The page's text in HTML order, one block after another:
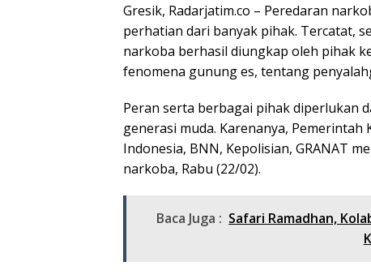
Gresik, Radarjatim.co – Peredaran
perhatian dari banyak pihak. Tercatat,
narkoba berhasil diungkap oleh pihak
fenomena gunung es, tentang
Peran serta berbagai pihak diperlukan
generasi muda. Karenanya,
Indonesia, BNN, Kepolisian, GRANAT
narkoba, Rabu (22/02).
Baca Juga : Safari Ramadhan,